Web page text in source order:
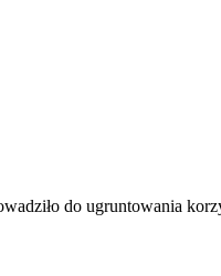
do ugruntowania